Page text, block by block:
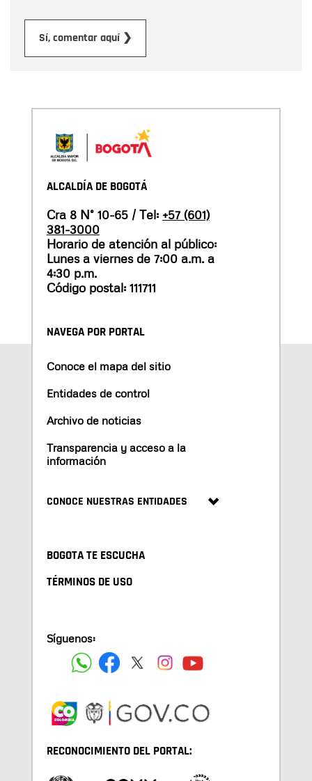
Sí, comentar aquí ❯
ALCALDÍA DE BOGOTÁ
Cra 8 N° 10-65 / Tel: +57 (601)
381-3000
Horario de atención al público:
Lunes a viernes de 7:00 a.m. a
4:30 p.m.
Código postal: 111711
NAVEGA POR PORTAL
Conoce el mapa del sitio
Entidades de control
Archivo de noticias
Transparencia y acceso a la
información
CONOCE NUESTRAS ENTIDADES
BOGOTA TE ESCUCHA
TÉRMINOS DE USO
Síguenos:
RECONOCIMIENTO DEL PORTAL: